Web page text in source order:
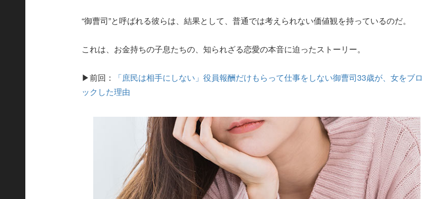
“御曹司”と呼ばれる彼らは、結果として、普通では考えられない価値観を持っているのだ。
これは、お金持ちの子息たちの、知られざる恋愛の本音に迫ったストーリー。
▶前回：
「庶民は相手にしない」役員報酬だけもらって仕事をしない御曹司33歳が、女をブロ
ックした理由